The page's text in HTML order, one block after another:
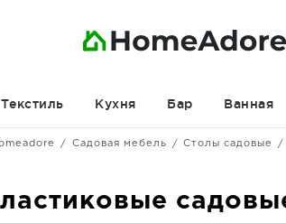
Текстиль Кухня Бар Ванная
Садовая мебель Столы садовые